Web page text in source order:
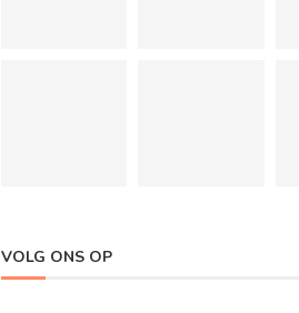
VOLG ONS OP